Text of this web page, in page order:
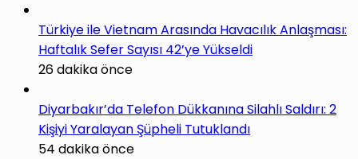
Türkiye ile Vietnam Arasında Havacılık Anlaşması:
Haftalık Sefer Sayısı 42’ye Yükseldi
26 dakika önce
Diyarbakır’da Telefon Dükkanına Silahlı Saldırı: 2
Kişiyi Yaralayan Şüpheli Tutuklandı
54 dakika önce